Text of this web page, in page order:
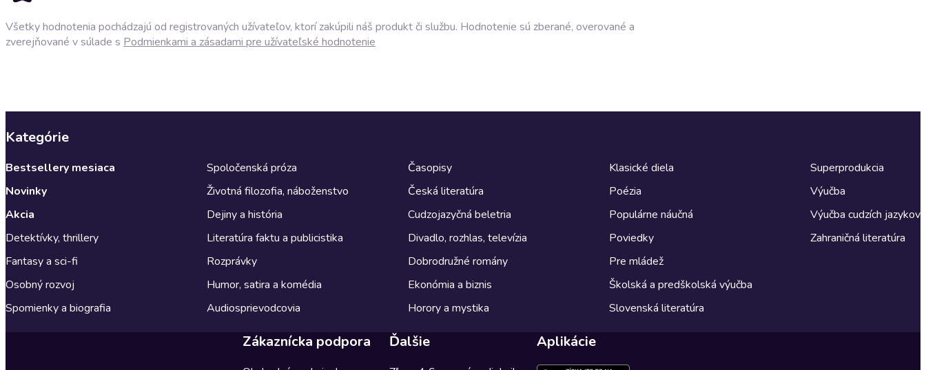
Všetky hodnotenia pochádzajú od registrovaných užívateľov, ktorí zakúpili náš produkt či službu. Hodnotenie sú zberané, overované a
zverejňované v súlade s Podmienkami a zásadami pre užívateľské hodnotenie
Kategórie
Bestsellery mesiaca
Novinky
Akcia
Detektívky, thrillery
Fantasy a sci-fi
Osobný rozvoj
Spomienky a biografia
Spoločenská próza
Životná filozofia, náboženstvo
Dejiny a história
Literatúra faktu a publicistika
Rozprávky
Humor, satira a komédia
Audiosprievodcovia
Časopisy
Česká literatúra
Cudzojazyčná beletria
Divadlo, rozhlas, televízia
Dobrodružné romány
Ekonómia a biznis
Horory a mystika
Klasické diela
Poézia
Populárne náučná
Poviedky
Pre mládež
Školská a predškolská výučba
Slovenská literatúra
Superprodukcia
Výučba
Výučba cudzích jazykov
Zahraničná literatúra
Zákaznícka podpora Ďalšie Aplikácie